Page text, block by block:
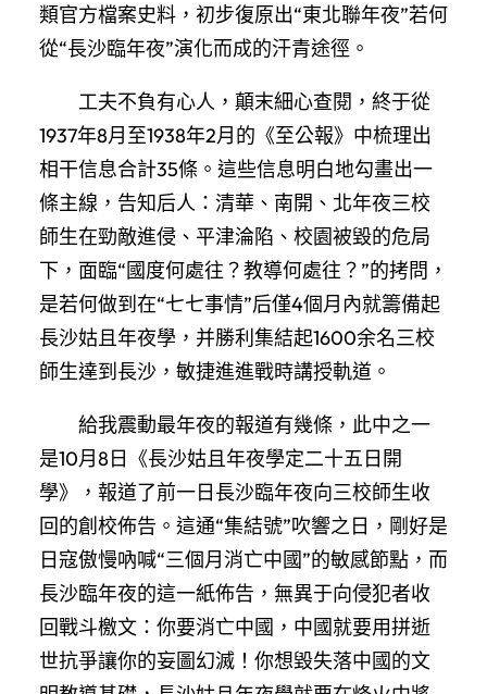
類官方檔案史料，初步復原出“東北聯年夜”若何
從“長沙臨年夜”演化而成的汗青途徑。
工夫不負有心人，顛末細心查閱，終于從
1937年8月至1938年2月的《至公報》中梳理出
相干信息合計35條。這些信息明白地勾畫出一
條主線，告知后人：清華、南開、北年夜三校
師生在勁敵進侵、平津淪陷、校園被毀的危局
下，面臨“國度何處往？教導何處往？”的拷問，
是若何做到在“七七事情”后僅4個月內就籌備起
長沙姑且年夜學，并勝利集結起1600余名三校
師生達到長沙，敏捷進進戰時講授軌道。
給我震動最年夜的報道有幾條，此中之一
是10月8日《長沙姑且年夜學定二十五日開
學》，報道了前一日長沙臨年夜向三校師生收
回的創校佈告。這通“集結號”吹響之日，剛好是
日寇傲慢吶喊“三個月消亡中國”的敏感節點，而
長沙臨年夜的這一紙佈告，無異于向侵犯者收
回戰斗檄文：你要消亡中國，中國就要用拼逝
世抗爭讓你的妄圖幻滅！你想毀失落中國的文